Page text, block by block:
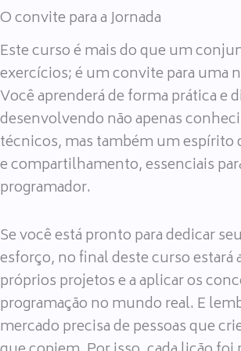
O convite para a Jornada
Este curso é mais do que um
exercícios; é um convite para uma
Você aprenderá de forma prática e
desenvolvendo não apenas
técnicos, mas também um espírito
e compartilhamento, essenciais
programador.
Se você está pronto para dedicar
esforço, no final deste curso estará
próprios projetos e a aplicar os
programação no mundo real. E
mercado precisa de pessoas que